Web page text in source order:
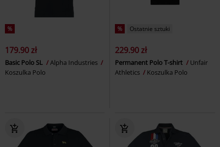
%
179.90 zł
Basic Polo SL
Alpha Industries
Koszulka Polo
% Ostatnie sztuki
229.90 zł
Permanent Polo T-shirt
Unfair
Athletics
Koszulka Polo